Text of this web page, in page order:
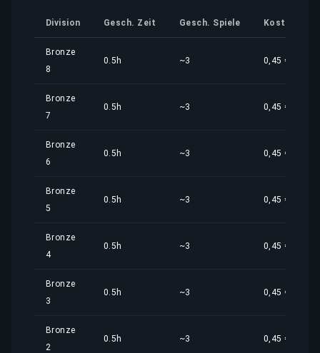
Division Gesch. Zeit Gesch. Spiele
Bronze
8
0.5h ~3 0,45 €
Bronze
7
0.5h ~3 0,45 €
Bronze
6
0.5h ~3 0,45 €
Bronze
5
0.5h ~3 0,45 €
Bronze
4
0.5h ~3 0,45 €
Bronze
3
0.5h ~3 0,45 €
Bronze
2
0.5h ~3 0,45 €